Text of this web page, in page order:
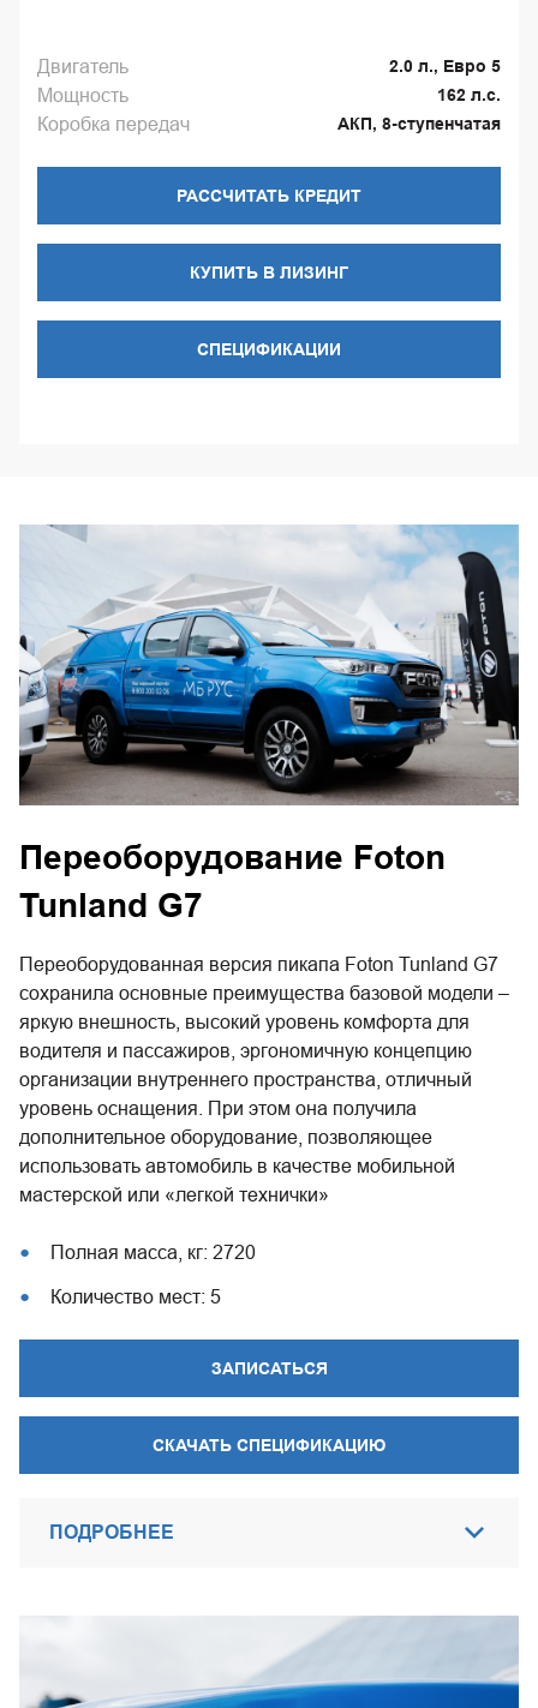
Двигатель 2.0 л., Евро 5
Мощность 162 л.с.
Коробка передач АКП, 8-ступенчатая
РАССЧИТАТЬ КРЕДИТ
КУПИТЬ В ЛИЗИНГ
СПЕЦИФИКАЦИИ
Переоборудование Foton
Tunland G7
Переоборудованная версия пикапа Foton Tunland G7
сохранила основные преимущества базовой модели –
яркую внешность, высокий уровень комфорта для
водителя и пассажиров, эргономичную концепцию
организации внутреннего пространства, отличный
уровень оснащения. При этом она получила
дополнительное оборудование, позволяющее
использовать автомобиль в качестве мобильной
мастерской или «легкой технички»
Полная масса, кг: 2720
Количество мест: 5
ЗАПИСАТЬСЯ
СКАЧАТЬ СПЕЦИФИКАЦИЮ
ПОДРОБНЕЕ